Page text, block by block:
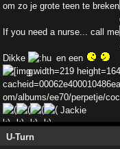
om zo je grote teen te breken
If you need a nurse... call me
Dikke en een
Jackie
U-Turn